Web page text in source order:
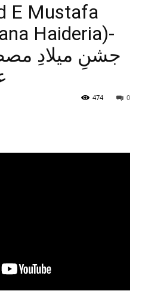
E Mustafa
Haideria)-
جشنِ میلادِ
0
474